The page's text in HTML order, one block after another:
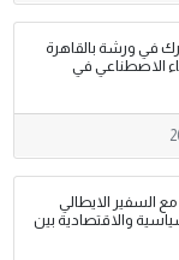
في ورشة بالقاهرة
الاصطناعي في
السفير الايطالي
والاقتصادية بين